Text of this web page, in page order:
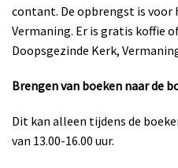
contant. De opbrengst is voor
Vermaning. Er is gratis koffie
Doopsgezinde Kerk,
Brengen van boeken naar de
Dit kan alleen tijdens de
van 13.00-16.00 uur.